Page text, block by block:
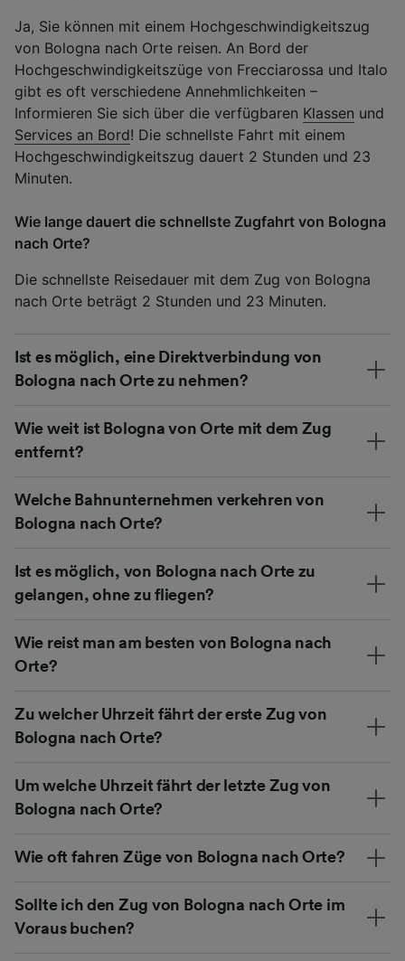
Ja, Sie können mit einem Hochgeschwindigkeitszug
von Bologna nach Orte reisen. An Bord der
Hochgeschwindigkeitszüge von Frecciarossa und Italo
gibt es oft verschiedene Annehmlichkeiten –
Informieren Sie sich über die verfügbaren Klassen und
Services an Bord! Die schnellste Fahrt mit einem
Hochgeschwindigkeitszug dauert 2 Stunden und 23
Minuten.
Wie lange dauert die schnellste Zugfahrt von Bologna
nach Orte?
Die schnellste Reisedauer mit dem Zug von Bologna
nach Orte beträgt 2 Stunden und 23 Minuten.
Ist es möglich, eine Direktverbindung von
Bologna nach Orte zu nehmen?
Wie weit ist Bologna von Orte mit dem Zug
entfernt?
Welche Bahnunternehmen verkehren von
Bologna nach Orte?
Ist es möglich, von Bologna nach Orte zu
gelangen, ohne zu fliegen?
Wie reist man am besten von Bologna nach
Orte?
Zu welcher Uhrzeit fährt der erste Zug von
Bologna nach Orte?
Um welche Uhrzeit fährt der letzte Zug von
Bologna nach Orte?
Wie oft fahren Züge von Bologna nach Orte?
Sollte ich den Zug von Bologna nach Orte im
Voraus buchen?